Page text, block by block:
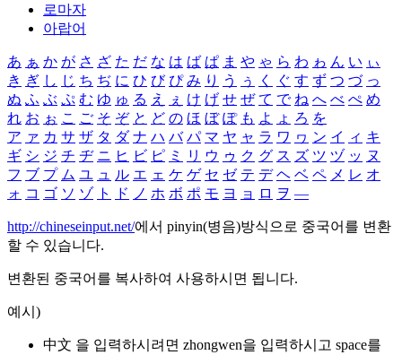
로마자
아랍어
あ ぁ か が さ ざ た だ な は ば ぱ ま や ゃ ら わ ゎ ん い ぃ
き ぎ し じ ち ぢ に ひ び ぴ み り う ぅ く ぐ す ず つ づ っ
ぬ ふ ぶ ぷ む ゆ ゅ る え ぇ け げ せ ぜ て で ね へ べ ぺ め
れ お ぉ こ ご そ ぞ と ど の ほ ぼ ぽ も よ ょ ろ を
ア ァ カ サ ザ タ ダ ナ ハ バ パ マ ヤ ャ ラ ワ ヮ ン イ ィ キ
ギ シ ジ チ ヂ ニ ヒ ビ ピ ミ リ ウ ゥ ク グ ス ズ ツ ヅ ッ ヌ
フ ブ プ ム ユ ュ ル エ ェ ケ ゲ セ ゼ テ デ ヘ ベ ペ メ レ オ
ォ コ ゴ ソ ゾ ト ド ノ ホ ボ ポ モ ヨ ョ ロ ヲ ―
http://chineseinput.net/에서 pinyin(병음)방식으로 중국어를 변환
할 수 있습니다.
변환된 중국어를 복사하여 사용하시면 됩니다.
예시)
中文 을 입력하시려면 zhongwen을 입력하시고 space를